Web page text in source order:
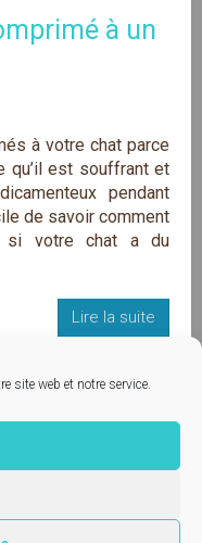
site web et notre service.
à un
à votre chat parce
qu’il est souffrant et
pendant
de savoir comment
si votre chat a du
Lire la suite
...
vétérinaire